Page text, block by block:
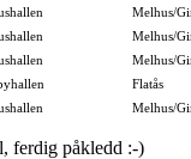
Melhus/
Melhus/
Melhus/
Flatås
Melhus/
ferdig påkledd :-)